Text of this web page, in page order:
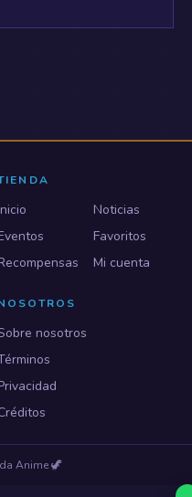
Noticias
Favoritos
Mi cuenta
nosotros
Anime🦖